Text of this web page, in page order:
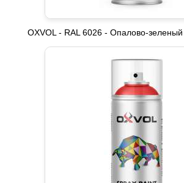
OXVOL - RAL 6026 - Опалово-